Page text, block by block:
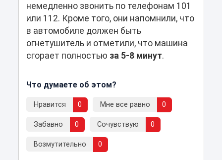
немедленно звонить по телефонам 101
или 112. Кроме того, они напомнили, что
в автомобиле должен быть
огнетушитель и отметили, что машина
сгорает полностью за 5-8 минут.
Что думаете об этом?
Нравится 0 Мне все равно 0
Забавно 0 Сочувствую 0
Возмутительно 0